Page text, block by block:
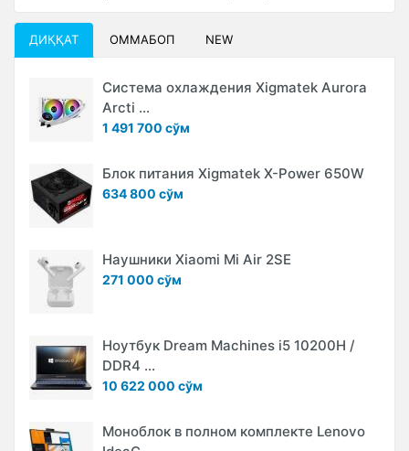
ДИҚҚАТ ОММАБОП NEW
Система охлаждения Xigmatek Aurora
Arcti ...
1 491 700 сўм
Блок питания Xigmatek X-Power 650W
634 800 сўм
Наушники Xiaomi Mi Air 2SE
271 000 сўм
Ноутбук Dream Machines i5 10200H /
DDR4 ...
10 622 000 сўм
Моноблок в полном комплекте Lenovo